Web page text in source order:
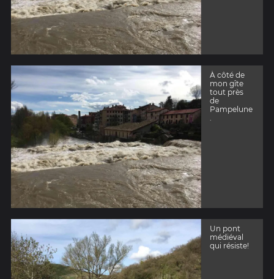
À côté de
mon gîte
tout près
de
Pampelune
.
Un pont
médiéval
qui résiste!